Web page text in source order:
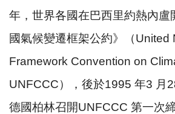
年，世界各國在巴西里約熱內盧
國氣候變遷框架公約》（United
Framework Convention on
UNFCCC），後於1995 年3 月
德國柏林召開UNFCCC 第一次